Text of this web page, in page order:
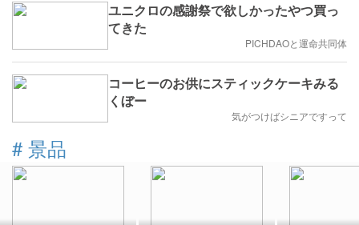
ユニクロの感謝祭で欲しかったやつ買っ
てきた
PICHDAOと運命共同体
コーヒーのお供にスティックケーキみる
くぼー
気がつけばシニアですって
# 景品